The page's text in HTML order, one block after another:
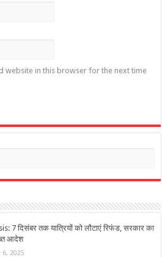
website in this browser for the next time
7 दिसंबर तक यात्रियों को लौटाएं रिफंड, सरकार का
आदेश
6, 2025